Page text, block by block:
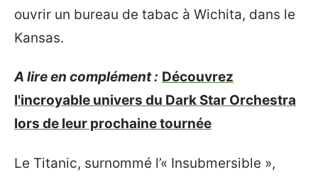
ouvrir un bureau de tabac à Wichita, dans le
Kansas.
A lire en complément : Découvrez
l'incroyable univers du Dark Star Orchestra
lors de leur prochaine tournée
Le Titanic, surnommé l’« Insubmersible »,